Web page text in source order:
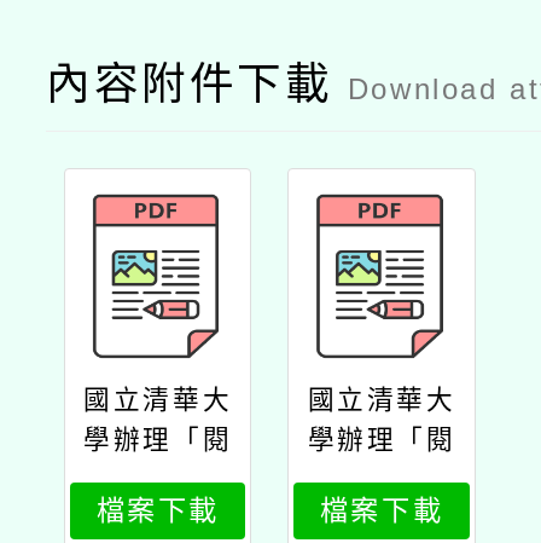
內容附件下載 Download
國立清華大
學辦理「閱
讀教學領導
實質轉型工
檔案下載
國立清華大
學辦理「閱
讀教學領導
實質轉型工
檔案下載